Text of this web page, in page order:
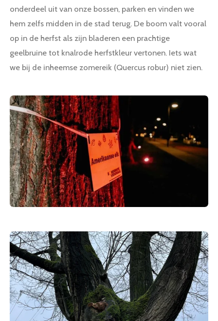
onderdeel uit van onze bossen, parken en vinden we
hem zelfs midden in de stad terug. De boom valt vooral
op in de herfst als zijn bladeren een prachtige
geelbruine tot knalrode herfstkleur vertonen. Iets wat
we bij de inheemse zomereik (Quercus robur) niet zien.